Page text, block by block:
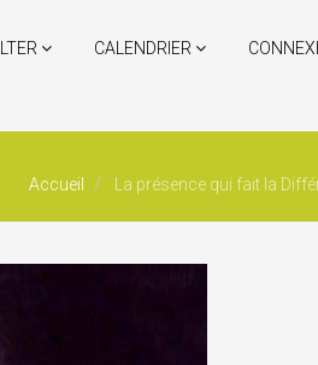
CALENDRIER
Accueil La présence qui fait la